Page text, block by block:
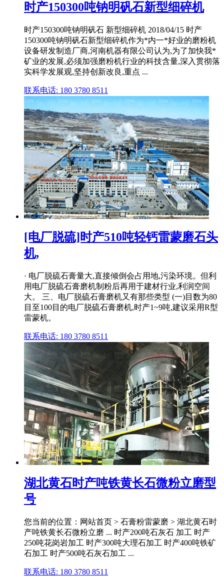
时产150300吨钠明矾石新型细碎机
时产150300吨钠明矾石 新型细碎机 2018/04/15 时产
150300吨钠明矾石新型细碎机作为*内一*好业的磨粉机
设备研发制造厂商,河南机器有限公司认为,为了加快我*
矿业的发展,必须加强磨粉机行业的科技含量,深入贯彻落
实科学发展观,坚持创新改良,重点 ...
联系电话: 180 3780 8511
[电厂脱硫]时产510吨轻钙雷蒙磨石头
机,
· 电厂脱硫石膏量大,直接倾倒会占用地,污染环境。但利
用电厂脱硫石膏磨机制粉后再用于建材行业,利润空间
大。 三、电厂脱硫石膏磨机又有那些类型 (一)目数为80
目至100目的电厂脱硫石膏磨机,时产1~9吨,建议采用R型
雷蒙机。
联系电话: 180 3780 8511
湖北黄石时产吨铁黄长石微粉立磨型
号
您当前的位置：网站首页 > 石膏粉雷蒙磨 > 湖北黄石时
产吨铁黄长石微粉立磨 ... 时产200吨石灰石 加工 时产
250吨花岗岩加工 时产300吨大理石加工 时产400吨铁矿
石加工 时产500吨石灰石加工 ...
联系电话: 180 3780 8511